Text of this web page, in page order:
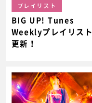
プレイリスト
BIG UP! Tunes
Weeklyプレイリスト
更新！